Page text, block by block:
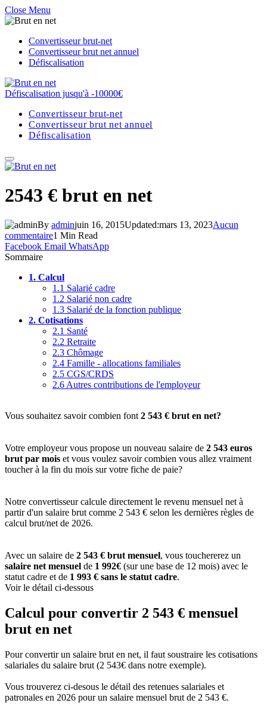
Close Menu
Convertisseur brut-net
Convertisseur brut net annuel
Défiscalisation
Défiscalisation jusqu'à -10000€
Convertisseur brut-net
Convertisseur brut net annuel
Défiscalisation
2543 € brut en net
By adminjuin 16, 2015Updated:mars 13, 2023Aucun
commentaire1 Min Read
Facebook Email WhatsApp
Sommaire
1. Calcul
1.1 Salarié cadre
1.2 Salarié non cadre
1.3 Salarié de la fonction publique
2. Cotisations
2.1 Santé
2.2 Retraite
2.3 Chômage
2.4 Famille - allocations familiales
2.5 CGS/CRDS
2.6 Autres contributions de l'employeur
Vous souhaitez savoir combien font 2 543 € brut en net?
Votre employeur vous propose un nouveau salaire de 2 543 euros
brut par mois et vous voulez savoir combien vous allez vraiment
toucher à la fin du mois sur votre fiche de paie?
Notre convertisseur calcule directement le revenu mensuel net à
partir d'un salaire brut comme 2 543 € selon les dernières règles de
calcul brut/net de 2026.
Avec un salaire de 2 543 € brut mensuel, vous touchererez un
salaire net mensuel de 1 992€ (sur une base de 12 mois) avec le
statut cadre et de 1 993 € sans le statut cadre.
Voir le détail ci-dessous
Calcul pour convertir 2 543 € mensuel
brut en net
Pour convertir un salaire brut en net, il faut soustraire les cotisations
salariales du salaire brut (2 543€ dans notre exemple).
Vous trouverez ci-desous le détail des retenues salariales et
patronales en 2026 pour un salaire mensuel brut de 2 543 €.